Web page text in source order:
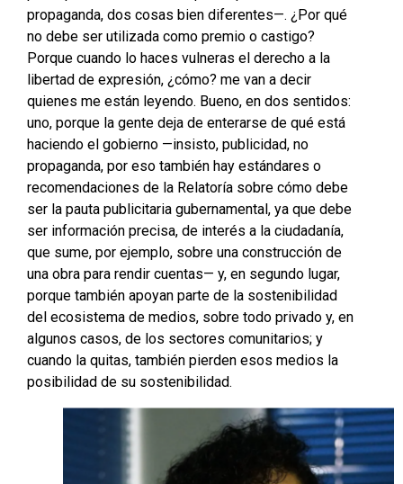
propaganda, dos cosas bien diferentes—. ¿Por qué
no debe ser utilizada como premio o castigo?
Porque cuando lo haces vulneras el derecho a la
libertad de expresión, ¿cómo? me van a decir
quienes me están leyendo. Bueno, en dos sentidos:
uno, porque la gente deja de enterarse de qué está
haciendo el gobierno —insisto, publicidad, no
propaganda, por eso también hay estándares o
recomendaciones de la Relatoría sobre cómo debe
ser la pauta publicitaria gubernamental, ya que debe
ser información precisa, de interés a la ciudadanía,
que sume, por ejemplo, sobre una construcción de
una obra para rendir cuentas— y, en segundo lugar,
porque también apoyan parte de la sostenibilidad
del ecosistema de medios, sobre todo privado y, en
algunos casos, de los sectores comunitarios; y
cuando la quitas, también pierden esos medios la
posibilidad de su sostenibilidad.